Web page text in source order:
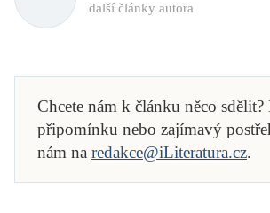
další články autora
Chcete nám k článku něco sdělit?
připomínku nebo zajímavý
nám na redakce@iLiteratura.cz.